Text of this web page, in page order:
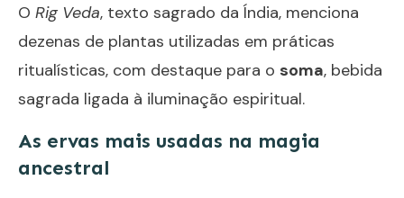
O Rig Veda, texto sagrado da Índia, menciona
dezenas de plantas utilizadas em práticas
ritualísticas, com destaque para o soma, bebida
sagrada ligada à iluminação espiritual.
As ervas mais usadas na magia
ancestral